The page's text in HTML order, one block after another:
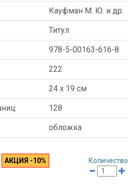
Кауфман М. Ю. и др.
Титул
978-5-00163-616-8
222
24 x 19 см
128
обложка
АКЦИЯ -10% Количество